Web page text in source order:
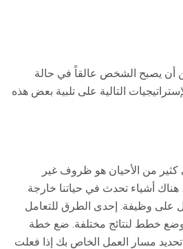
أن يصبح الشخص عالقاً في حالة
التالية على تلبية بعض هذه
من الأحيان هو ظروف غير
أشياء تحدث في حياتنا خارجة
على وظيفة. إحدى الطرق للتعامل
خطط لنتائج مختلفة. ضع خطة
تحديد مسار العمل الخاص بك إذا فعلت